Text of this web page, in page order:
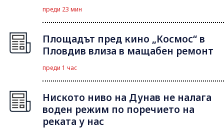
преди 23 мин
Площадът пред кино „Космос“ в
Пловдив влиза в мащабен ремонт
преди 1 час
Ниското ниво на Дунав не налага
воден режим по поречието на
реката у нас